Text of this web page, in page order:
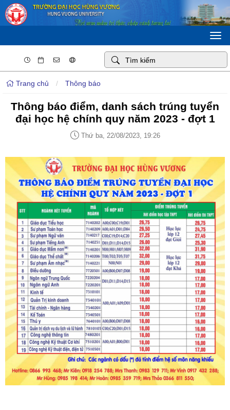
Trang chủ / Thông báo
Thông báo điểm, danh sách trúng tuyển
đại học hệ chính quy năm 2023 - đợt 1
Thứ ba, 22/08/2023, 19:26